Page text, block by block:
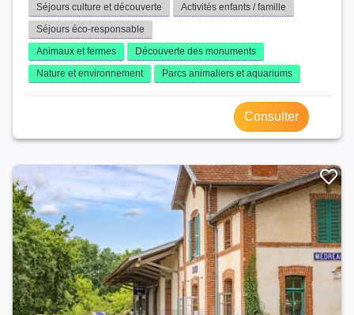
Séjours culture et découverte
Activités enfants / famille
Séjours éco-responsable
Animaux et fermes
Découverte des monuments
Nature et environnement
Parcs animaliers et aquariums
Consulter